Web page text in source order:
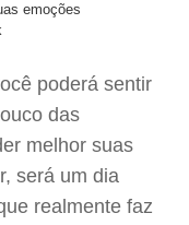
emoções
poderá sentir
das
melhor suas
será um dia
realmente faz